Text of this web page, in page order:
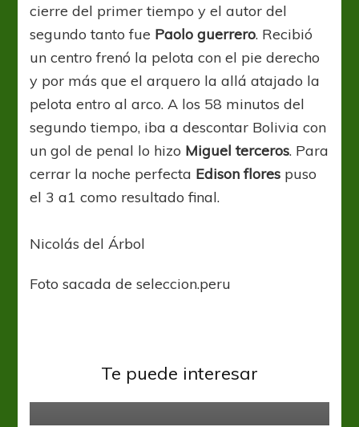
cierre del primer tiempo y el autor del
segundo tanto fue Paolo guerrero. Recibió
un centro frenó la pelota con el pie derecho
y por más que el arquero la allá atajado la
pelota entro al arco. A los 58 minutos del
segundo tiempo, iba a descontar Bolivia con
un gol de penal lo hizo Miguel terceros. Para
cerrar la noche perfecta Edison flores puso
el 3 a1 como resultado final.
Nicolás del Árbol
Foto sacada de seleccion.peru
Te puede interesar
Qatar 2022: África inició su camino